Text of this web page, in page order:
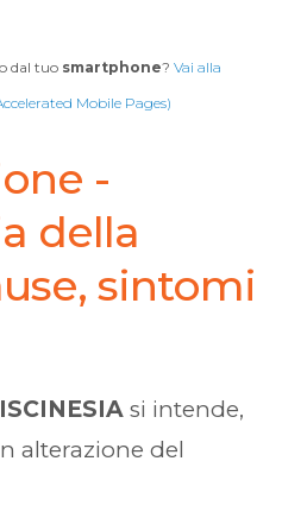
dal tuo smartphone? Vai alla
Mobile Pages)
-
della
sintomi
si intende,
alterazione del